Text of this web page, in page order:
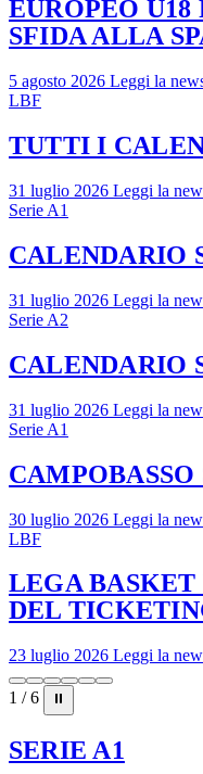
EUROPEO
SFIDA ALLA
5 agosto 2026 Leggi la
LBF
TUTTI I
31 luglio 2026 Leggi la
Serie A1
CALENDARIO
31 luglio 2026 Leggi la
Serie A2
CALENDARIO
31 luglio 2026 Leggi la
Serie A1
30 luglio 2026 Leggi la
LBF
LEGA BASKET
DEL
23 luglio 2026 Leggi la
1 / 6 ⏸
SERIE A1